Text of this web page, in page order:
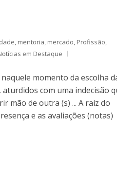
, mentoria, mercado, Profissão,
em Destaque
momento da escolha
com uma indecisão
mão de outra (s) ... A raiz do
e as avaliações (notas)